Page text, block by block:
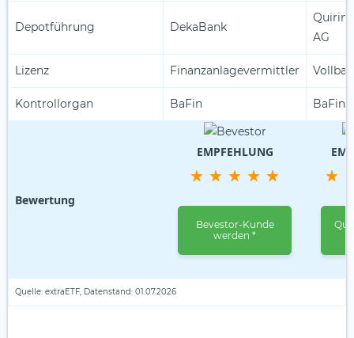
Depotführung DekaBank
Quirin
AG
Lizenz Finanzanlagevermittler
Kontrollorgan BaFin BaFin
Bewertung
EMPFEHLUNG
Bevestor-Kunde
werden *
Quelle: extraETF, Datenstand: 01.07.2026